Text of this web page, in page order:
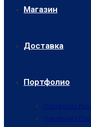
Магазин
Доставка
Портфолио
Портфолио
Портфолио